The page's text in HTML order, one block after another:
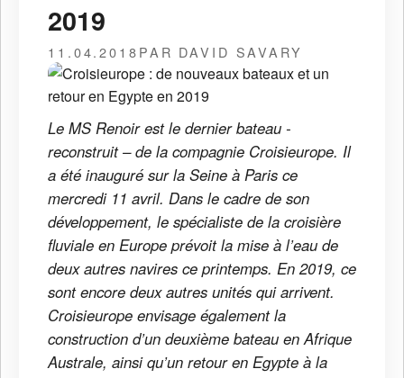
2019
11.04.2018PAR DAVID SAVARY
Le MS Renoir est le dernier bateau -
reconstruit – de la compagnie Croisieurope. Il
a été inauguré sur la Seine à Paris ce
mercredi 11 avril. Dans le cadre de son
développement, le spécialiste de la croisière
fluviale en Europe prévoit la mise à l’eau de
deux autres navires ce printemps. En 2019, ce
sont encore deux autres unités qui arrivent.
Croisieurope envisage également la
construction d’un deuxième bateau en Afrique
Australe, ainsi qu’un retour en Egypte à la